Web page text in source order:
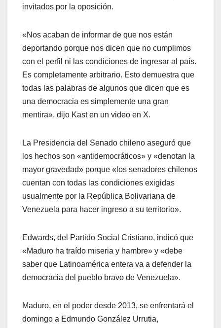
invitados por la oposición.
«Nos acaban de informar de que nos están
deportando porque nos dicen que no cumplimos
con el perfil ni las condiciones de ingresar al país.
Es completamente arbitrario. Esto demuestra que
todas las palabras de algunos que dicen que es
una democracia es simplemente una gran
mentira», dijo Kast en un video en X.
La Presidencia del Senado chileno aseguró que
los hechos son «antidemocráticos» y «denotan la
mayor gravedad» porque «los senadores chilenos
cuentan con todas las condiciones exigidas
usualmente por la República Bolivariana de
Venezuela para hacer ingreso a su territorio».
Edwards, del Partido Social Cristiano, indicó que
«Maduro ha traído miseria y hambre» y «debe
saber que Latinoamérica entera va a defender la
democracia del pueblo bravo de Venezuela».
Maduro, en el poder desde 2013, se enfrentará el
domingo a Edmundo González Urrutia,